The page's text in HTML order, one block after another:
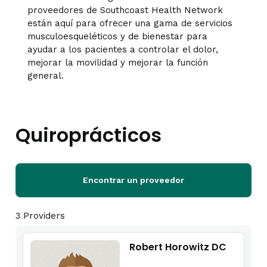
proveedores de Southcoast Health Network
están aquí para ofrecer una gama de servicios
musculoesqueléticos y de bienestar para
ayudar a los pacientes a controlar el dolor,
mejorar la movilidad y mejorar la función
general.
Quiroprácticos
Encontrar un proveedor
3 Providers
Robert Horowitz DC